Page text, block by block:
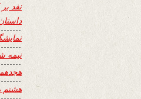
نفد
نیمه
هشتم